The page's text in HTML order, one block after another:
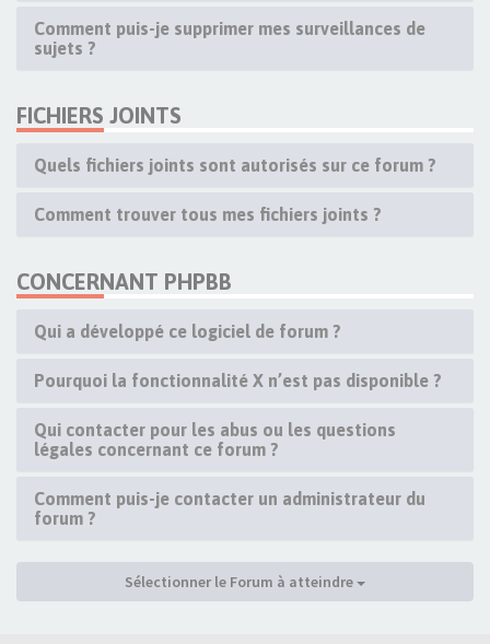
Comment puis-je supprimer mes surveillances de
sujets ?
FICHIERS JOINTS
Quels fichiers joints sont autorisés sur ce forum ?
Comment trouver tous mes fichiers joints ?
CONCERNANT PHPBB
Qui a développé ce logiciel de forum ?
Pourquoi la fonctionnalité X n’est pas disponible ?
Qui contacter pour les abus ou les questions
légales concernant ce forum ?
Comment puis-je contacter un administrateur du
forum ?
Sélectionner le Forum à atteindre